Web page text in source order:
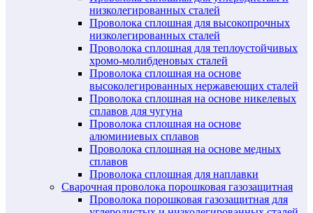
низколегированных сталей
Проволока сплошная для высокопрочных
низколегированных сталей
Проволока сплошная для теплоустойчивых
хромо-молибденовых сталей
Проволока сплошная на основе
высоколегированных нержавеющих сталей
Проволока сплошная на основе никелевых
сплавов для чугуна
Проволока сплошная на основе
алюминиевых сплавов
Проволока сплошная на основе медных
сплавов
Проволока сплошная для наплавки
Сварочная проволока порошковая газозащитная
Проволока порошковая газозащитная для